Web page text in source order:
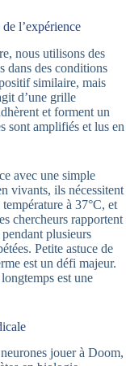
l’expérience
nous utilisons des
dans des conditions
similaire, mais
d’une grille
et forment un
sont amplifiés et lus en
avec une simple
vivants, ils nécessitent
à 37°C, et
chercheurs rapportent
plusieurs
Petite astuce de
est un défi majeur.
est une
jouer à Doom,